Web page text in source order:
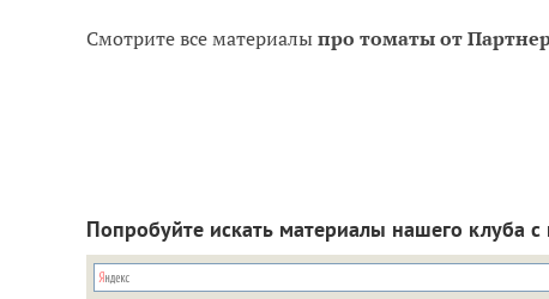
Смотрите все материалыпро томаты от
Попробуйте искать материалы нашего клуба